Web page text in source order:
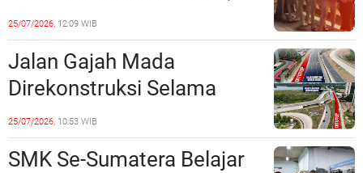
Dinilai Bermuatan Sensual
25/07/2026, 12:09 WIB
Jalan Gajah Mada
Direkonstruksi Selama
Empat Minggu, Ini Skema
Rekayasa Lalu Lintasnya
25/07/2026, 10:53 WIB
SMK Se-Sumatera Belajar